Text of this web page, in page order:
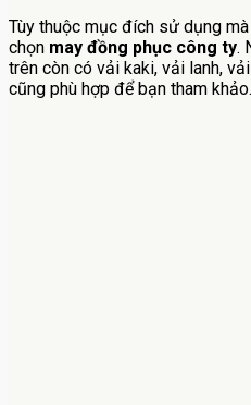
Tùy thuộc mục đích sử dụng
chọn may đồng phục công ty.
trên còn có vải kaki, vải lanh,
cũng phù hợp để bạn tham khảo.